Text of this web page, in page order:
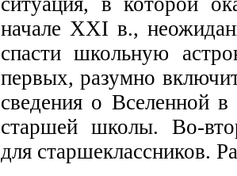
начале XXI в.,
спасти школьную
первых, разумно
сведения о Вселенной
старшей школы. Во-
для старшеклассников.